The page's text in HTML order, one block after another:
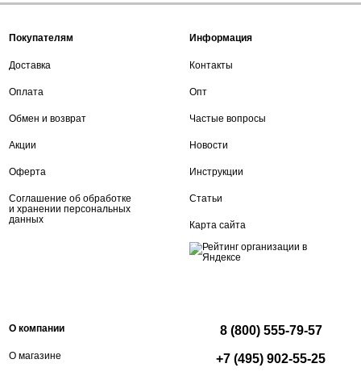
Покупателям
Доставка
Оплата
Обмен и возврат
Акции
Оферта
Соглашение об обработке
и хранении персональных
данных
Информация
Контакты
Опт
Частые вопросы
Новости
Инструкции
Статьи
Карта сайта
О компании
О магазине
8 (800) 555-79-57
+7 (495) 902-55-25